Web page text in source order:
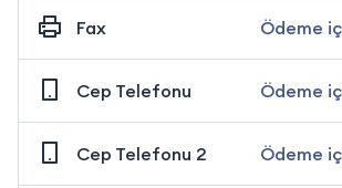
Fax Ödeme
Cep Telefonu Ödeme
Cep Telefonu 2 Ödeme